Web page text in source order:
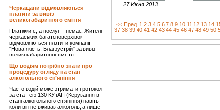
Черкащани відмовляються
платити за вивіз
великогабаритного сміття
Платіжки є, а послуг – немає. Жителі
черкаських багатоповерхівок
відмовляються платити компанії
"Нова якість. Благоустрій" за вивіз
великогабаритного сміття
Що водіям потрібно знати про
процедуру огляду на стан
алкогольного сп’яніння
Часто водій може отримати протокол
за статтею 130 КУпАП (Керування в
стані алкогольного сп’яніння) навіть
коли він не вживав алкоголь, а лише
27 Июня 2013
<< Пред. 1 2 3 4 5 6 7 8 9 10 11 12 13 14
37 38 39 40 41 42 43 44 45 46 47 48 49 50